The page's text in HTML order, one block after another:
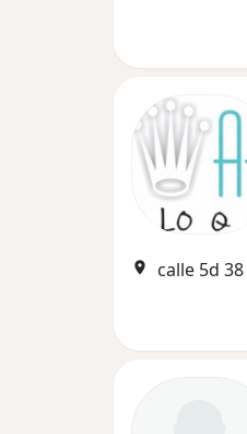
calle 5d